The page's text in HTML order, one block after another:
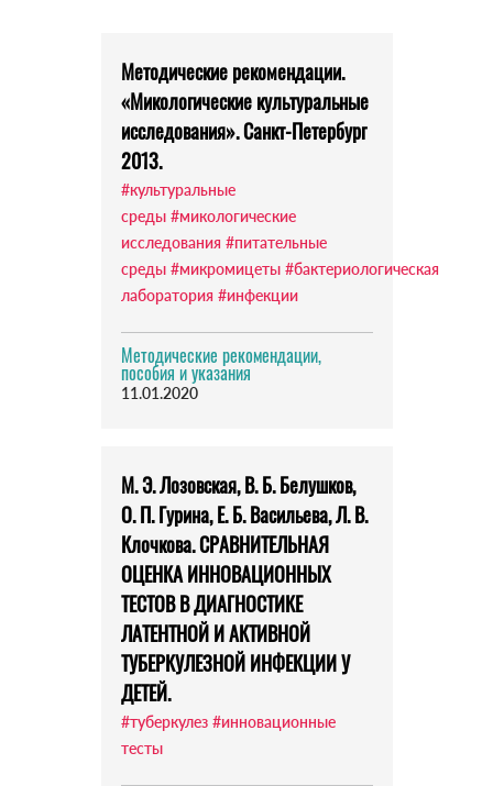
Методические рекомендации.
«Микологические культуральные
исследования». Санкт-Петербург
2013.
#культуральные
среды #микологические
исследования #питательные
среды #микромицеты #бактериологическая
лаборатория #инфекции
Методические рекомендации,
пособия и указания
11.01.2020
М. Э. Лозовская, В. Б. Белушков,
О. П. Гурина, Е. Б. Васильева, Л. В.
Клочкова. СРАВНИТЕЛЬНАЯ
ОЦЕНКА ИННОВАЦИОННЫХ
ТЕСТОВ В ДИАГНОСТИКЕ
ЛАТЕНТНОЙ И АКТИВНОЙ
ТУБЕРКУЛЕЗНОЙ ИНФЕКЦИИ У
ДЕТЕЙ.
#туберкулез #инновационные
тесты